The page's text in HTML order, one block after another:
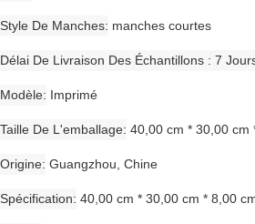
Style De Manches manches courtes
Délai De Livraison Des Échantillons : 7
Modèle Imprimé
Taille De L'emballage 40,00 cm * 30,00 cm
Origine Guangzhou, Chine
Spécification 40,00 cm * 30,00 cm * 8,00